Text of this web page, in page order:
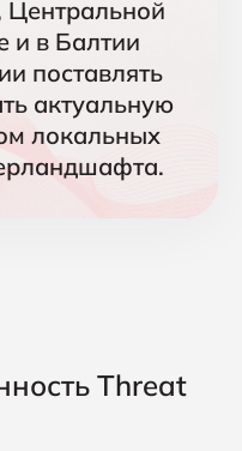
Центральной
и в Балтии
поставлять
актуальную
локальных
Threat